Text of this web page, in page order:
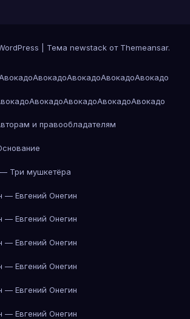
Тема newstack от Themeansar.
АвокадоАвокадоАвокадоАвокадо
АвокадоАвокадоАвокадоАвокадо
и правообладателям
Три мушкетёра
— Евгений Онегин
— Евгений Онегин
— Евгений Онегин
— Евгений Онегин
— Евгений Онегин
— Евгений Онегин